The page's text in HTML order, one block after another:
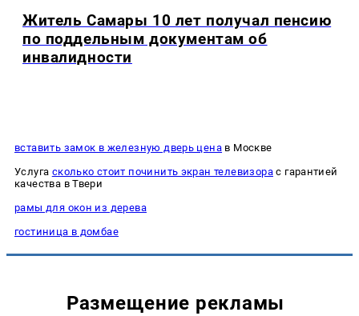
Житель Самары 10 лет получал пенсию
по поддельным документам об
инвалидности
вставить замок в железную дверь цена в Москве
Услуга сколько стоит починить экран телевизорас гарантией
качества в Твери
рамы для окон из дерева
гостиница в домбае
Размещение рекламы